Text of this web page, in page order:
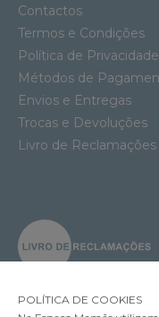
Contactos
Termos e Condições
Política de Privacidade
Métodos de
Envios e Entregas
Trocas e Devoluções
Livro de Reclamações
POLÍTICA DE COOKIES